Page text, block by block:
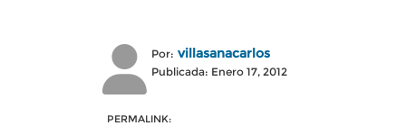
Por: villasanacarlos
Publicada: Enero 17, 2012
PERMALINK: